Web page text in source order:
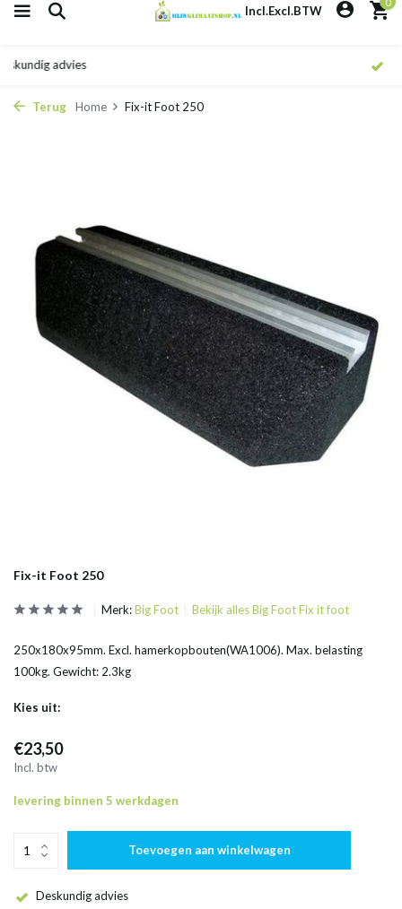
Incl.Excl.BTW
Terug Home Fix-it Foot 250
Fix-it Foot 250
Merk:Big Foot Bekijk alles Big Foot Fix it foot
250x180x95mm. Excl. hamerkopbouten(WA1006). Max. belasting
100kg. Gewicht: 2.3kg
Kies uit:
€23,50
Incl. btw
levering binnen 5 werkdagen
Toevoegen aan winkelwagen
Deskundig advies